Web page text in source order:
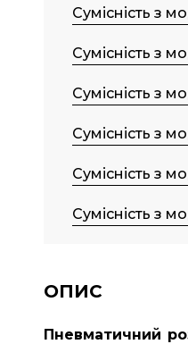
Сумісність з
Сумісність з
Сумісність з
Сумісність з
Сумісність з
Сумісність з
ОПИС
Пневматичний